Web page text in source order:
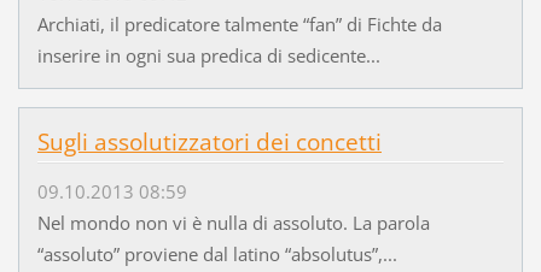
Archiati, il predicatore talmente “fan” di Fichte da
inserire in ogni sua predica di sedicente...
Sugli assolutizzatori dei concetti
09.10.2013 08:59
Nel mondo non vi è nulla di assoluto. La parola
“assoluto” proviene dal latino “absolutus”,...